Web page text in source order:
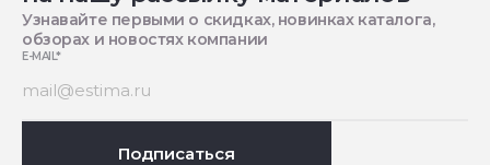
Узнавайте первыми о скидках, новинках каталога,
обзорах и новостях компании
E-MAIL*
Подписаться